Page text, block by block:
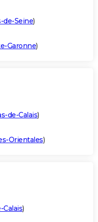
de-Seine)
Garonne)
de-Calais)
Orientales)
Calais)